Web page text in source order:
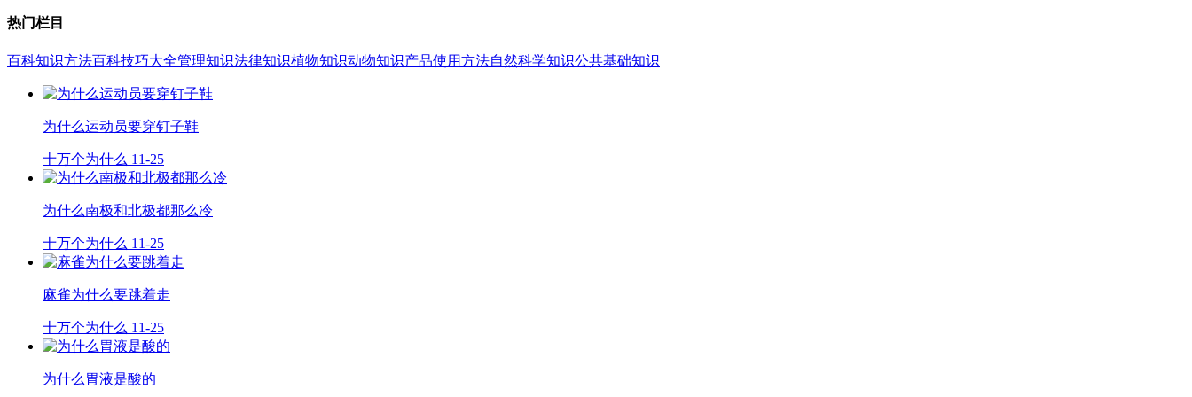
热门栏目
百科知识方法百科技巧大全管理知识法律知识植物知识动物知识产品使用方法自然科学知识公共基础知识
为什么运动员要穿钉子鞋
十万个为什么 11-25
为什么南极和北极都那么冷
十万个为什么 11-25
麻雀为什么要跳着走
十万个为什么 11-25
为什么胃液是酸的